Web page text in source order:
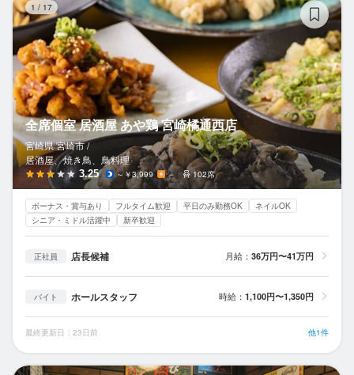
1 / 17
全席個室 居酒屋 あや鶏 宮崎橘通西店
宮崎県 宮崎市 /
居酒屋、焼き鳥、鳥料理
3.25 ～￥3,999 － 102席
ボーナス・賞与あり フルタイム歓迎 平日のみ勤務OK
ネイルOK
シニア・ミドル活躍中
新卒歓迎
正社員 店長候補 月給： 36万円〜41万円
バイト ホールスタッフ 時給： 1,100円〜1,350円
最終更新日：23日前 他1件